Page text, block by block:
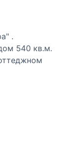
.
540 кв.м.
Haier и